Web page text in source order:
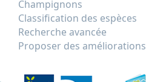
Champignons
Classification des espèces
Recherche avancée
Proposer des améliorations